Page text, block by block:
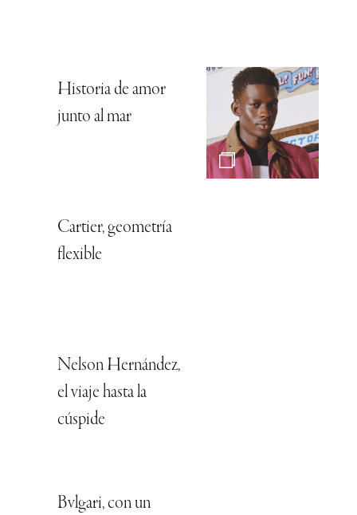
Historia de amor
junto al mar
Cartier, geometría
flexible
Nelson Hernández,
el viaje hasta la
cúspide
Bvlgari, con un